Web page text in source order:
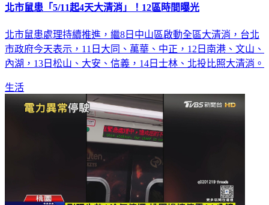
北市鼠患「5/11起4天大清消」！12區時間曝光
北市鼠患處理持續推進，繼8日中山區啟動全區大清消，台北
市政府今天表示，11日大同、萬華、中正，12日南港、文山、
內湖，13日松山、大安、信義，14日士林、北投比照大清消。
生活